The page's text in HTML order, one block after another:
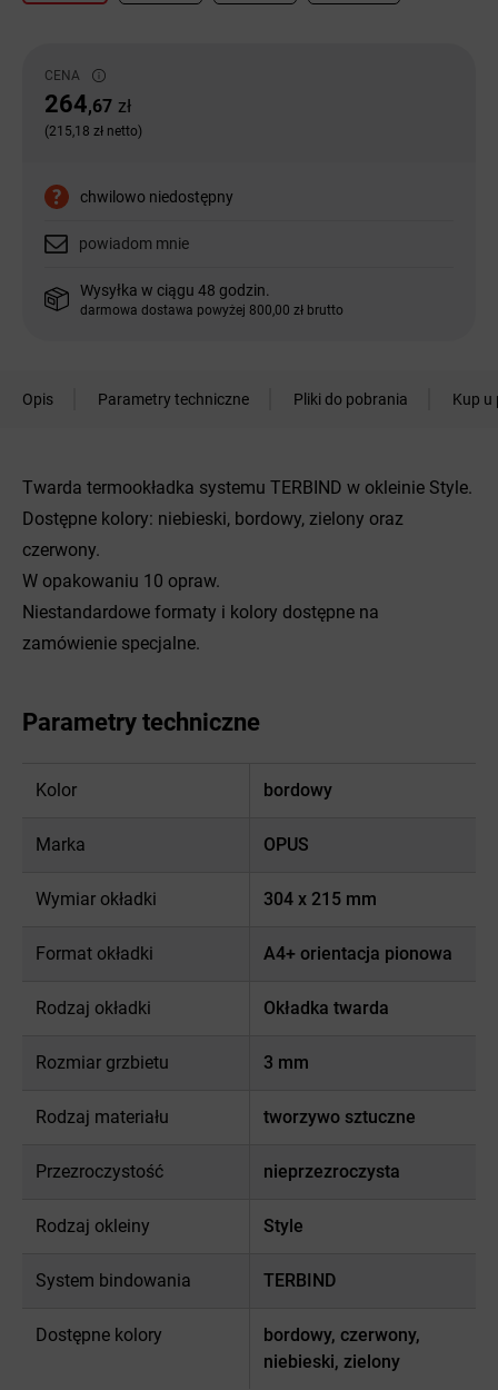
CENA
264,67 zł
(215,18 zł netto)
chwilowo niedostępny
powiadom mnie
Wysyłka w ciągu 48 godzin.
darmowa dostawa powyżej 800,00 zł brutto
Opis Parametry techniczne Pliki do pobrania Kup u
Twarda termookładka systemu TERBIND w okleinie Style.
Dostępne kolory: niebieski, bordowy, zielony oraz
czerwony.
W opakowaniu 10 opraw.
Niestandardowe formaty i kolory dostępne na
zamówienie specjalne.
Parametry techniczne
Kolor bordowy
Marka OPUS
Wymiar okładki 304 x 215 mm
Format okładki A4+ orientacja pionowa
Rodzaj okładki Okładka twarda
Rozmiar grzbietu 3 mm
Rodzaj materiału tworzywo sztuczne
Przezroczystość nieprzezroczysta
Rodzaj okleiny Style
System bindowania TERBIND
Dostępne kolory
bordowy, czerwony,
niebieski, zielony